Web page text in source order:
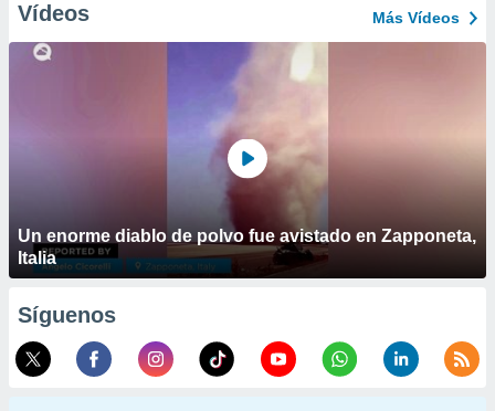
Vídeos Más Vídeos
Un enorme diablo de polvo fue avistado en Zapponeta,
Italia
Síguenos